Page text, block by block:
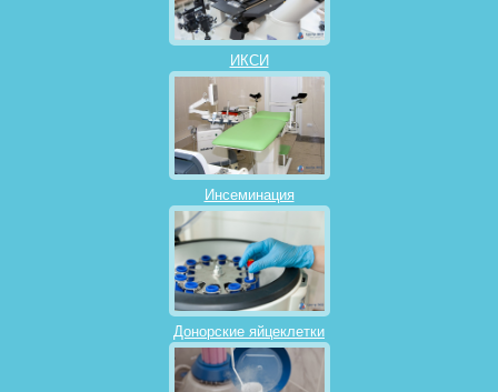
ИКСИ
Инсеминация
Донорские яйцеклетки